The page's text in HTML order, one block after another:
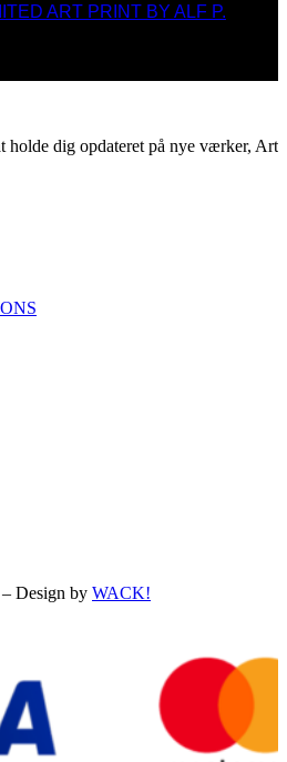
ART PRINT BY ALF P.
holde dig opdateret på nye værker, Art
Design by WACK!